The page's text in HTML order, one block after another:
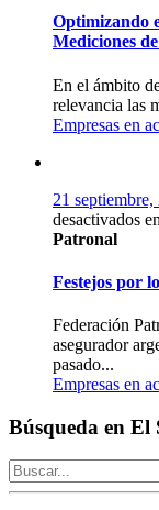
Optimizando
Mediciones
En el ámbito
relevancia las
Empresas en
21 septiembre,
desactivados en
Patronal
Festejos por
Federación
asegurador
pasado...
Empresas en
Búsqueda en El